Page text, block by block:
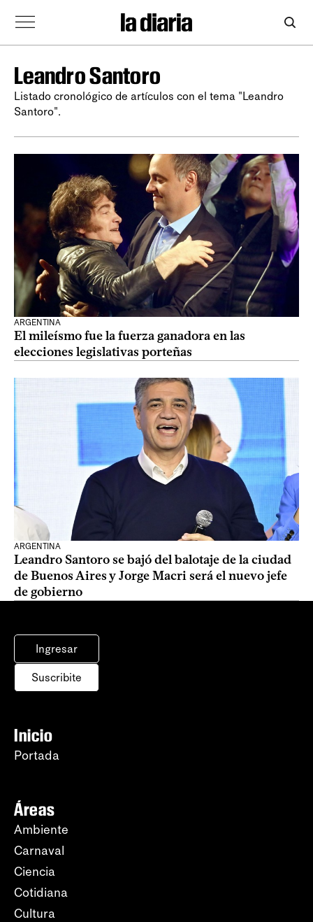
Leandro Santoro
Listado cronológico de artículos con el tema "Leandro
Santoro".
ARGENTINA
El mileísmo fue la fuerza ganadora en las
elecciones legislativas porteñas
ARGENTINA
Leandro Santoro se bajó del balotaje de la ciudad
de Buenos Aires y Jorge Macri será el nuevo jefe
de gobierno
Ingresar
Suscribite
Inicio
Portada
Áreas
Ambiente
Carnaval
Ciencia
Cotidiana
Cultura